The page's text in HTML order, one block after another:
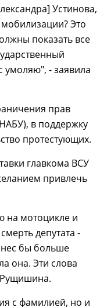
Устинова,
Это
показать все
умоляю", - заявила
прав
в поддержку
протестующих.
главкома ВСУ
привлечь
на мотоцикле и
депутата -
бы больше
она. Эти слова
Рущишина.
с фамилией, но и